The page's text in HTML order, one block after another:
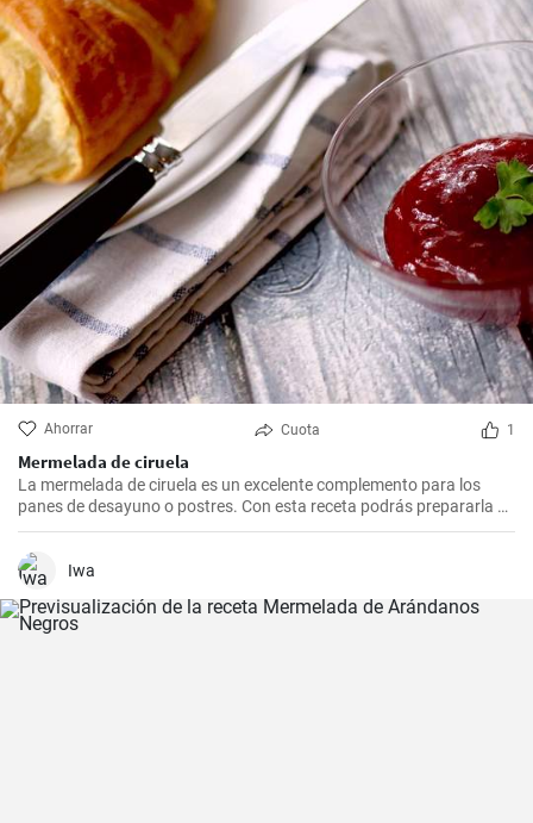
Ahorrar Cuota 1
Mermelada de ciruela
La mermelada de ciruela es un excelente complemento para los
panes de desayuno o postres. Con esta receta podrás prepararla de
manera sencilla y rápida en la comodidad de tu hogar.
Iwa